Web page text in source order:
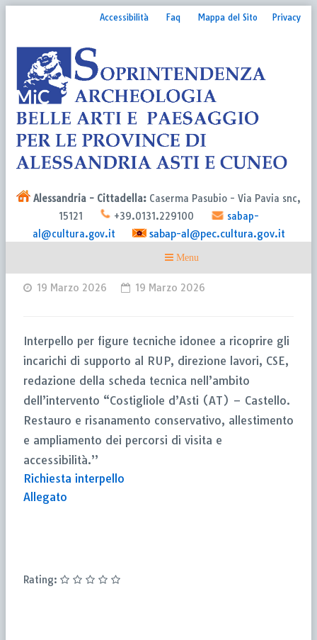
Accessibilità Faq Mappa del Sito Privacy
Alessandria - Cittadella: Caserma Pasubio - Via Pavia snc,
15121
+39.0131.229100
sabap-
al@cultura.gov.it
sabap-al@pec.cultura.gov.it
19 Marzo 2026 19 Marzo 2026
Interpello per figure tecniche idonee a ricoprire gli
incarichi di supporto al RUP, direzione lavori, CSE,
redazione della scheda tecnica nell’ambito
dell’intervento “Costigliole d’Asti (AT) – Castello.
Restauro e risanamento conservativo, allestimento
e ampliamento dei percorsi di visita e
accessibilità.”
Richiesta interpello
Allegato
Rating: